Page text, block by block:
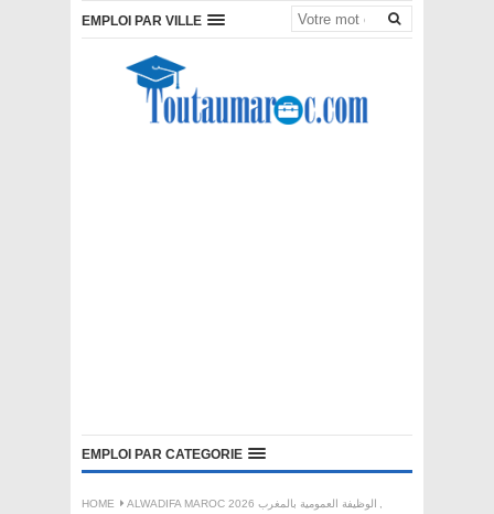
EMPLOI PAR VILLE
EMPLOI PAR CATEGORIE
HOME ALWADIFA MAROC 2026 الوظيفة العمومية بالمغرب
,